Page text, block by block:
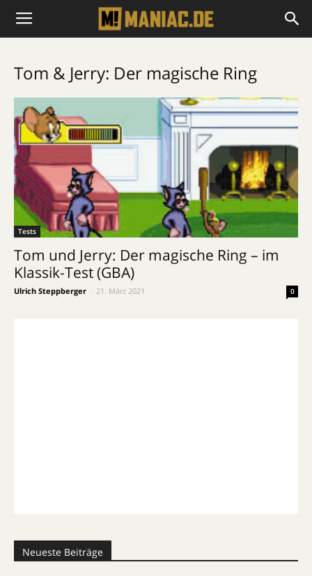
Tom & Jerry: Der magische Ring
Tests
Tom und Jerry: Der magische Ring – im
Klassik-Test (GBA)
Ulrich Steppberger 21. März 2021 0
Neueste Beiträge